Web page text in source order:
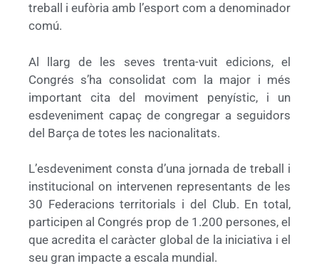
treball i eufòria amb l’esport com a denominador
comú.
Al llarg de les seves trenta-vuit edicions, el
Congrés s’ha consolidat com la major i més
important cita del moviment penyístic, i un
esdeveniment capaç de congregar a seguidors
del Barça de totes les nacionalitats.
L’esdeveniment consta d’una jornada de treball i
institucional on intervenen representants de les
30 Federacions territorials i del Club. En total,
participen al Congrés prop de 1.200 persones, el
que acredita el caràcter global de la iniciativa i el
seu gran impacte a escala mundial.